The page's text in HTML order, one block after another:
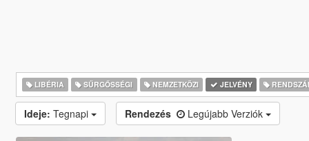
LIBÉRIA SŰRGŐSSÉGI NEMZETKÖZI JELVÉNY
Ideje: Tegnapi Rendezés Legújabb Verziók